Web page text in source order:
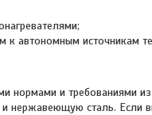
к автономным источникам
нормами и требованиями
нержавеющую сталь. Если